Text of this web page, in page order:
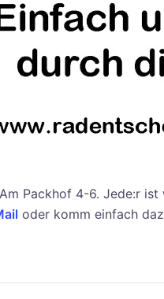
Packhof 4-6. Jede:r
oder komm einfach